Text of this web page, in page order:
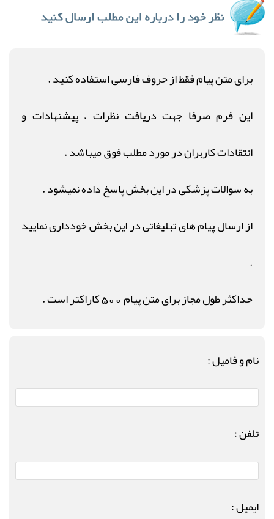
برای متن پیام فقط از حروف فارسی استفاده کنید .
این فرم صرفا جهت دریافت نظرات ، پیشنهادات و
انتقادات کاربران در مورد مطلب فوق میباشد .
به سوالات پزشکی در این بخش پاسخ داده نمیشود .
از ارسال پیام های تبلیغاتی در این بخش خودداری نمایید
.
حداکثر طول مجاز برای متن پیام 500 کاراکتر است .
نام و فامیل :
تلفن :
ایمیل :